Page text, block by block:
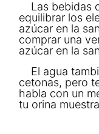
Las bebidas
equilibrar los
azúcar en la
comprar una
azúcar en la
El agua
cetonas, pero
habla con un
tu orina